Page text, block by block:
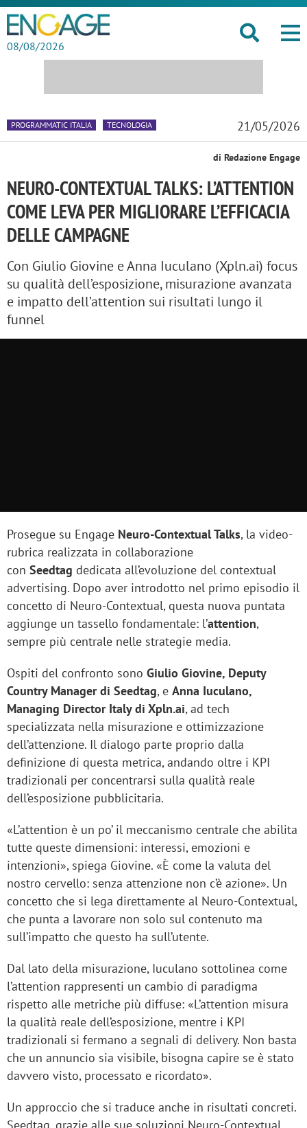
08/08/2026
PROGRAMMATIC ITALIA TECNOLOGIA 21/05/2026
di Redazione Engage
NEURO-CONTEXTUAL TALKS: L’ATTENTION
COME LEVA PER MIGLIORARE L’EFFICACIA
DELLE CAMPAGNE
Con Giulio Giovine e Anna Iuculano (Xpln.ai) focus
su qualità dell’esposizione, misurazione avanzata
e impatto dell’attention sui risultati lungo il
funnel
Prosegue su Engage Neuro-Contextual Talks, la video-
rubrica realizzata in collaborazione
con Seedtag dedicata all’evoluzione del contextual
advertising. Dopo aver introdotto nel primo episodio il
concetto di Neuro-Contextual, questa nuova puntata
aggiunge un tassello fondamentale: l’attention,
sempre più centrale nelle strategie media.
Ospiti del confronto sono Giulio Giovine, Deputy
Country Manager​ di Seedtag, e Anna Iuculano,
Managing Director Italy di Xpln.ai, ad tech
specializzata nella misurazione e ottimizzazione
dell’attenzione. Il dialogo parte proprio dalla
definizione di questa metrica, andando oltre i KPI
tradizionali per concentrarsi sulla qualità reale
dell’esposizione pubblicitaria.
«L’attention è un po’ il meccanismo centrale che abilita
tutte queste dimensioni: interessi, emozioni e
intenzioni», spiega Giovine. «È come la valuta del
nostro cervello: senza attenzione non c’è azione». Un
concetto che si lega direttamente al Neuro-Contextual,
che punta a lavorare non solo sul contenuto ma
sull’impatto che questo ha sull’utente.
Dal lato della misurazione, Iuculano sottolinea come
l’attention rappresenti un cambio di paradigma
rispetto alle metriche più diffuse: «L’attention misura
la qualità reale dell’esposizione, mentre i KPI
tradizionali si fermano a segnali di delivery. Non basta
che un annuncio sia visibile, bisogna capire se è stato
davvero visto, processato e ricordato».
Un approccio che si traduce anche in risultati concreti.